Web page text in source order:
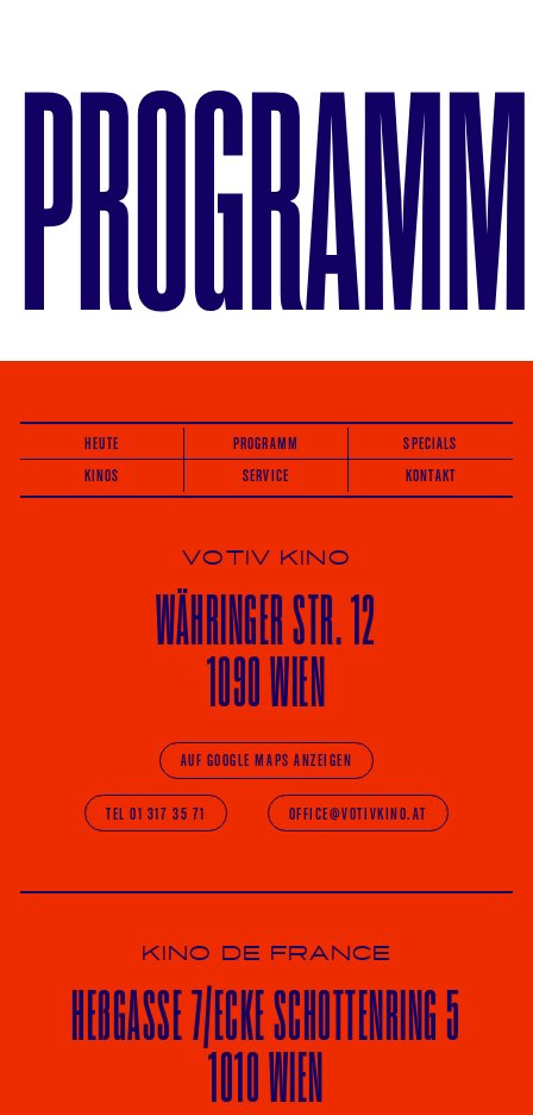
PROGRAMM
HEUTE PROGRAMM
SPECIALS
KINOS
SERVICE KONTAKT
VOTIV KINO
WÄHRINGERSTR. 12
1090 WIEN
AUF GOOGLE MAPS ANZEIGEN
TEL 01 317 35 71 OFFICE@VOTIVKINO.AT
KINO DE FRANCE
HEßGASSE 7/ECKESCHOTTENRING 5
1010 WIEN